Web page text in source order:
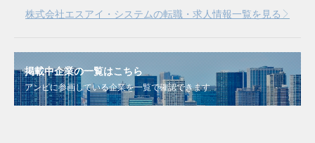
株式会社エスアイ・システムの転職・求人情報一覧を見る
掲載中企業の一覧はこちら
アンビに参画している企業を一覧で確認できます